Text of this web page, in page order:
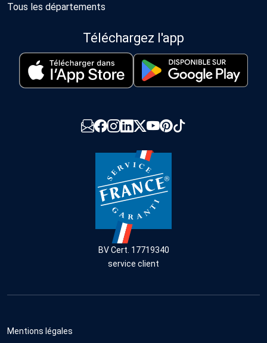
Tous les départements
Téléchargez l'app
BV Cert. 17719340
service client
Mentions légales